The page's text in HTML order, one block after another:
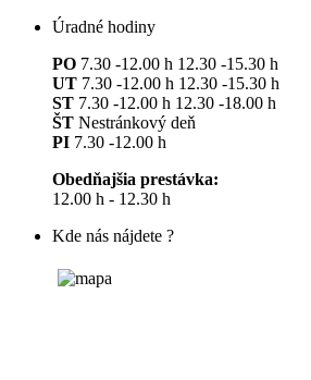
Úradné hodiny
PO 7.30 -12.00 h 12.30 -15.30 h
UT 7.30 -12.00 h 12.30 -15.30 h
ST 7.30 -12.00 h 12.30 -18.00 h
ŠT Nestránkový deň
PI 7.30 -12.00 h
Obedňajšia prestávka:
12.00 h - 12.30 h
Kde nás nájdete ?